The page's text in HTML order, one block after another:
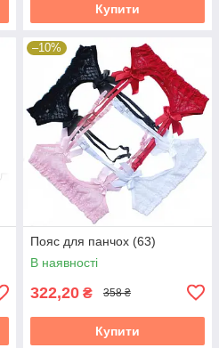
Купити
–10%
Пояс для панчох (63)
В наявності
322,20 ₴ 358 ₴
Купити